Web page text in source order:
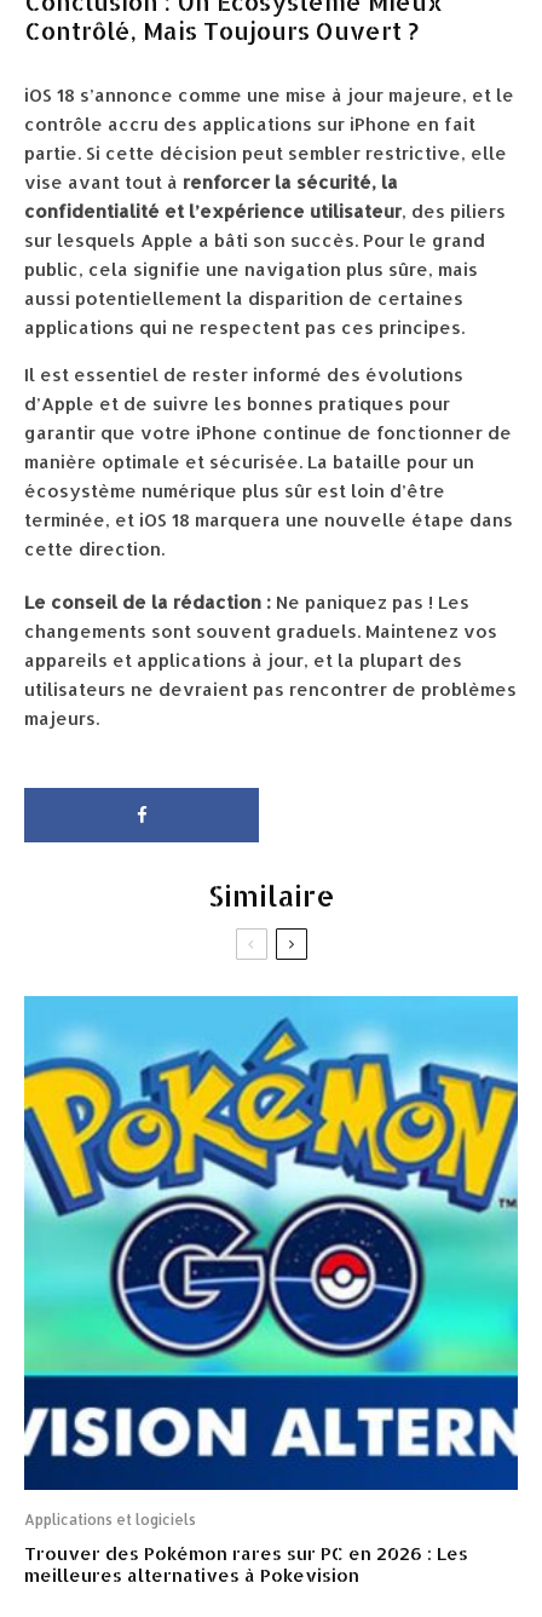
Contrôlé, Mais Toujours Ouvert ?
iOS 18 s’annonce comme une mise à jour majeure, et le
contrôle accru des applications sur iPhone en fait
partie. Si cette décision peut sembler restrictive, elle
vise avant tout à renforcer la sécurité, la
confidentialité et l’expérience utilisateur, des piliers
sur lesquels Apple a bâti son succès. Pour le grand
public, cela signifie une navigation plus sûre, mais
aussi potentiellement la disparition de certaines
applications qui ne respectent pas ces principes.
Il est essentiel de rester informé des évolutions
d’Apple et de suivre les bonnes pratiques pour
garantir que votre iPhone continue de fonctionner de
manière optimale et sécurisée. La bataille pour un
écosystème numérique plus sûr est loin d’être
terminée, et iOS 18 marquera une nouvelle étape dans
cette direction.
Le conseil de la rédaction : Ne paniquez pas ! Les
changements sont souvent graduels. Maintenez vos
appareils et applications à jour, et la plupart des
utilisateurs ne devraient pas rencontrer de problèmes
majeurs.
Similaire
Applications et logiciels
Trouver des Pokémon rares sur PC en 2026 : Les
meilleures alternatives à Pokevision